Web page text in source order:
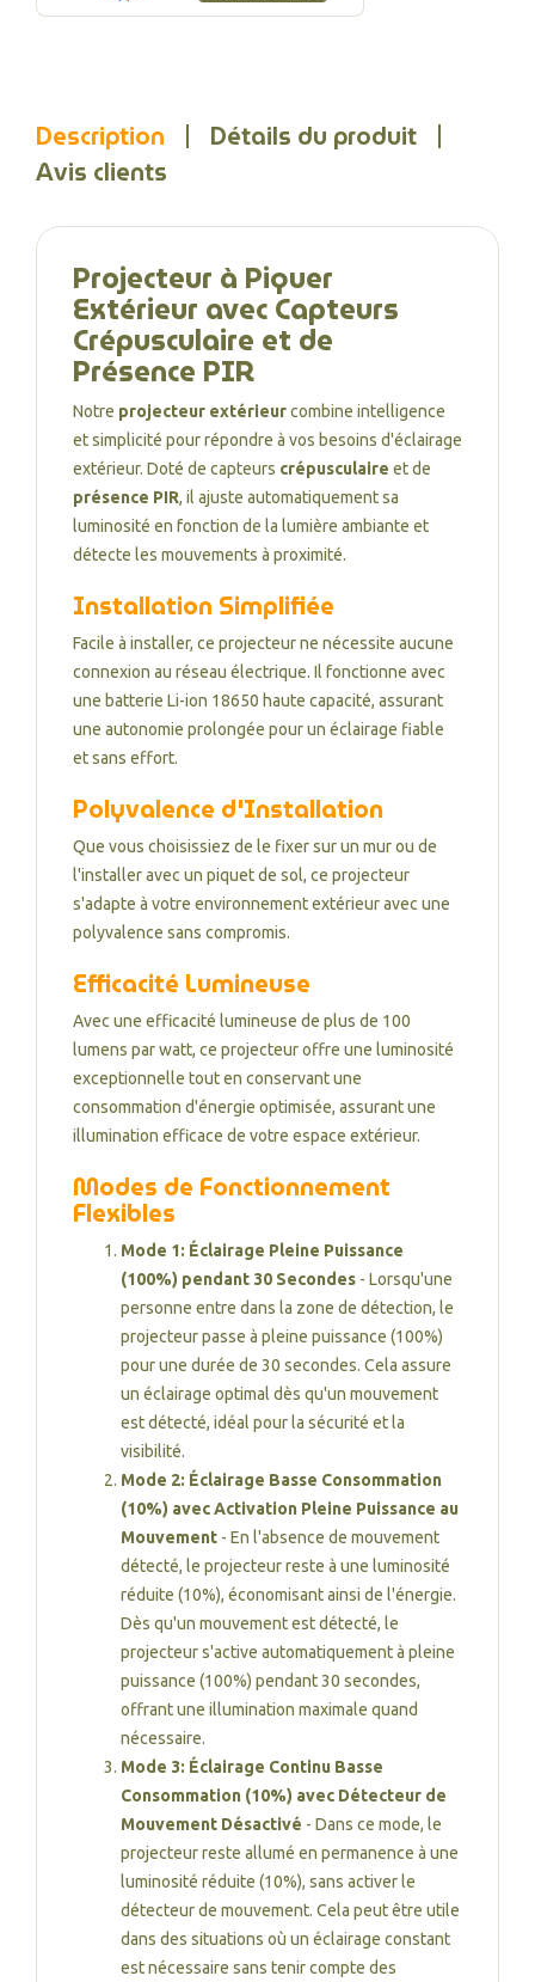
Description
Détails du produit
Avis clients
Projecteur à Piquer
Extérieur avec Capteurs
Crépusculaire et de
Présence PIR
Notre projecteur extérieurcombine intelligence
et simplicité pour répondre à vos besoins d'éclairage
extérieur. Doté de capteurs crépusculaire et de
présence PIR, il ajuste automatiquement sa
luminosité en fonction de la lumière ambiante et
détecte les mouvements à proximité.
Installation Simplifiée
Facile à installer, ce projecteur ne nécessite aucune
connexion au réseau électrique. Il fonctionne avec
une batterie Li-ion 18650 haute capacité, assurant
une autonomie prolongée pour un éclairage fiable
et sans effort.
Polyvalence d'Installation
Que vous choisissiez de le fixer sur un mur ou de
l'installer avec un piquet de sol, ce projecteur
s'adapte à votre environnement extérieur avec une
polyvalence sans compromis.
Efficacité Lumineuse
Avec une efficacité lumineuse de plus de 100
lumens par watt, ce projecteur offre une luminosité
exceptionnelle tout en conservant une
consommation d'énergie optimisée, assurant une
illumination efficace de votre espace extérieur.
Modes de Fonctionnement
Flexibles
Mode 1: Éclairage Pleine Puissance
(100%) pendant 30 Secondes - Lorsqu'une
personne entre dans la zone de détection, le
projecteur passe à pleine puissance (100%)
pour une durée de 30 secondes. Cela assure
un éclairage optimal dès qu'un mouvement
est détecté, idéal pour la sécurité et la
visibilité.
Mode 2: Éclairage Basse Consommation
(10%) avec Activation Pleine Puissance au
Mouvement - En l'absence de mouvement
détecté, le projecteur reste à une luminosité
réduite (10%), économisant ainsi de l'énergie.
Dès qu'un mouvement est détecté, le
projecteur s'active automatiquement à pleine
puissance (100%) pendant 30 secondes,
offrant une illumination maximale quand
nécessaire.
Mode 3: Éclairage Continu Basse
Consommation (10%) avec Détecteur de
Mouvement Désactivé - Dans ce mode, le
projecteur reste allumé en permanence à une
luminosité réduite (10%), sans activer le
détecteur de mouvement. Cela peut être utile
dans des situations où un éclairage constant
est nécessaire sans tenir compte des